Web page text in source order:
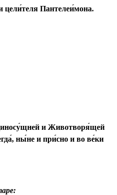
цели́теля Пантелеи́мона.
и Животворя́щей
ны́не и при́сно и во ве́ки